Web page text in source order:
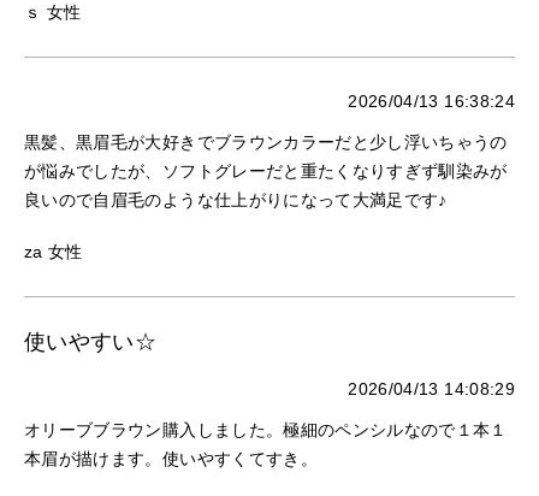
ｓ 女性
2026/04/13 16:38:24
黒髪、黒眉毛が大好きでブラウンカラーだと少し浮いちゃうの
が悩みでしたが、ソフトグレーだと重たくなりすぎず馴染みが
良いので自眉毛のような仕上がりになって大満足です♪
za 女性
使いやすい☆
2026/04/13 14:08:29
オリーブブラウン購入しました。極細のペンシルなので１本１
本眉が描けます。使いやすくてすき。